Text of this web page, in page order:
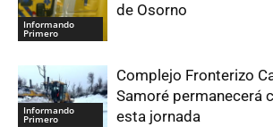
Informando
Primero
de Osorno
Informando
Primero
Complejo Fronterizo
Samoré permanecerá
esta jornada